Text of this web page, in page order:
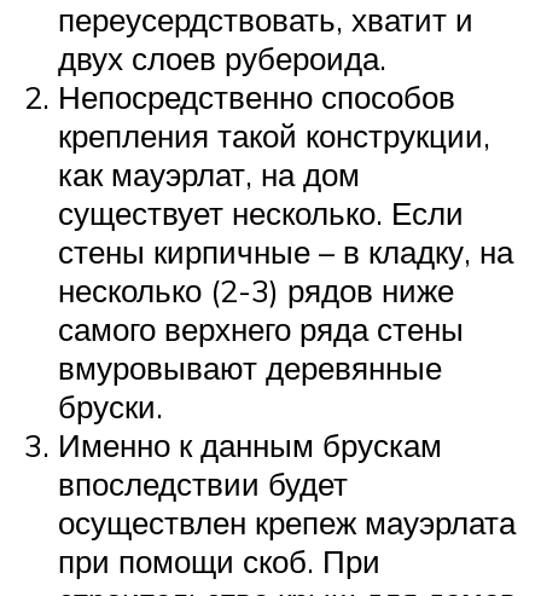
переусердствовать, хватит и
двух слоев рубероида.
Непосредственно способов
крепления такой конструкции,
как мауэрлат, на дом
существует несколько. Если
стены кирпичные – в кладку, на
несколько (2-3) рядов ниже
самого верхнего ряда стены
вмуровывают деревянные
бруски.
Именно к данным брускам
впоследствии будет
осуществлен крепеж мауэрлата
при помощи скоб. При